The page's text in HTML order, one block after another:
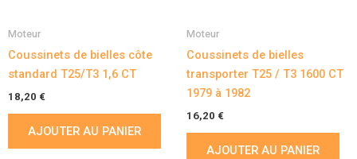
Moteur
Coussinets de bielles côte
standard T25/T3 1,6 CT
18,20 €
AJOUTER AU PANIER
Moteur
Coussinets de bielles
transporter T25 / T3 1600 CT
1979 à 1982
16,20 €
AJOUTER AU PANIER